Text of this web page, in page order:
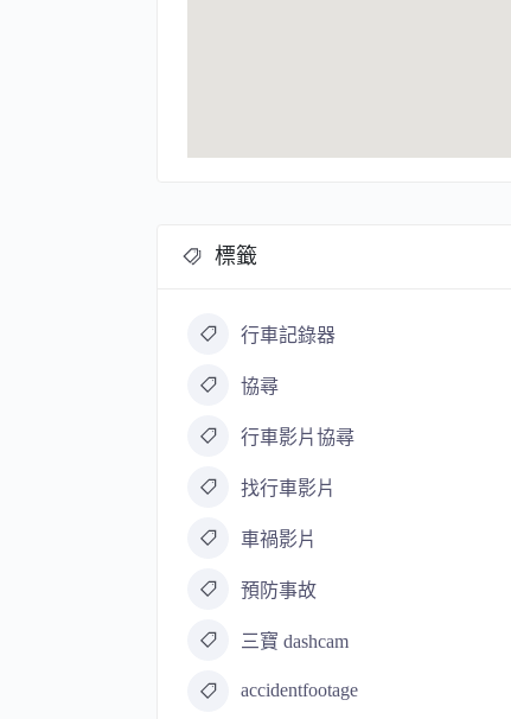
標籤
行車記錄器
協尋
行車影片協尋
找行車影片
車禍影片
預防事故
三寶 dashcam
accidentfootage